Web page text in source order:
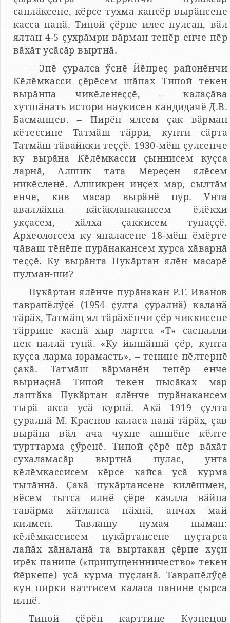
саплӑксене, кӗрсе тухма кансӗр вырӑнсене
касса панӑ. Типой ҫӗрне илес пулсан, вӑл
ялтан 4-5 ҫухрӑмри вӑрман тепӗр енче пӗр
вӑхӑт усӑсӑр выртнӑ.
– Эпӗ ҫуралса ӳснӗ Йӗпреҫ районӗнчи
Кӗлӗмкасси ҫӗрӗсем шӑпах Типой текен
вырӑнпа чикӗленеҫҫӗ, – калаҫӑва
хутшӑнать истори наукисен кандидачӗ Д.В.
Басманцев. – Пирӗн ялсем ҫак вӑрман
кӗтессине Татмӑш тӑрри, кунти сӑрта
Татмӑш тӑвайкки теҫҫӗ. 1930-мӗш ҫулсенче
ку вырӑна Кӗлӗмкасси ҫыннисем куҫса
ларнӑ, Алшик тата Мереҫен ялӗсем
никӗсленӗ. Алшикрен инҫех мар, сылтӑм
енче, кив масар вырӑнӗ пур. Унта
аваллӑхпа кӑсӑкланакансем ӗлӗкхи
укҫасем, хӑлха ҫаккисем тупаҫҫӗ.
Археологсем ку япаласене 18-мӗш ӗмӗрте
чӑваш тӗнӗпе пурӑнакансем хурса хӑварнӑ
теҫҫӗ. Ку вырӑнта Пукӑртан ялӗн масарӗ
пулман-ши?
Пукӑртан ялӗнче пурӑнакан Р.Г. Иванов
таврапӗлӳҫӗ (1954 ҫулта ҫуралнӑ) каланӑ
тӑрӑх, Татмӑщ ял тӑрӑхӗнчи ҫӗр чиккисене
тӑррине каснӑ хыр лартса «Т» саспалли
пек паллӑ тунӑ. «Ку йышӑннӑ ҫӗр, кунта
куҫса ларма юрамасть», – тенине пӗлтернӗ
ҫакӑ. Татмӑш вӑрманӗн тепӗр енче
вырнаҫнӑ Типой текен пысӑках мар
лаптӑка Пукӑртан ялӗнче пурӑнакансем
тырӑ акса усӑ курнӑ. Акӑ 1919 ҫулта
ҫуралнӑ М. Краснов каласа панӑ тӑрӑх, ҫав
вырӑна вӑл ача чухне ашшӗпе кӗлте
турттарма ҫӳренӗ. Типой ҫӗрӗ пӗр вӑхӑт
сухаламасӑр выртнӑ пулас, унта
кӗлӗмкассисем кӗрсе кайса усӑ курма
тытӑннӑ. Ҫакӑ пукӑртансене килӗшмен,
вӗсем тытса илнӗ ҫӗре каялла вӑйпа
тавӑрма хӑтланса пӑхнӑ, анчах май
килмен. Тавлашу нумая пыман:
кӗлӗмкассисем пукӑртансене пуҫтарса
лайӑх хӑналанӑ та выртакан ҫӗрпе хуҫи
ирӗк панипе («припущеннничество» текен
йӗркепе) усӑ курма пуҫланӑ. Таврапӗлӳҫӗ
кун пирки ваттисем каласа панине ҫырса
илнӗ.
Типой ҫӗрӗн карттине Кузнецов